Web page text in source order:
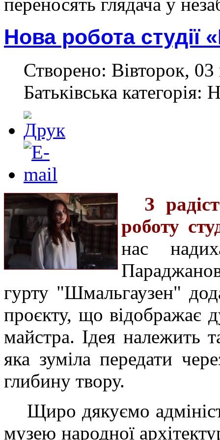
Нова робота студії
Створено: Вівторок,
Батьківська категорія:
З
роботу
нас
гурту "Шмальгаузен"
проєкту, що відображає
майстра. Ідея належить
яка зуміла передати
глибину твору.
Щиро дякуємо
музею народної